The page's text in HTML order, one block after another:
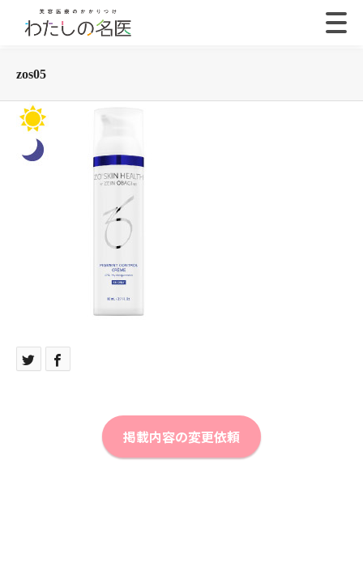
zos05
掲載内容の変更依頼